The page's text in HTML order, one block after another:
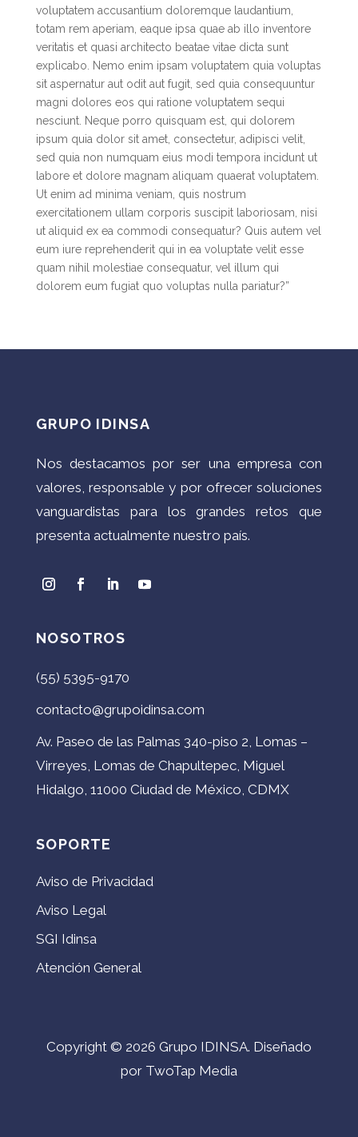
voluptatem accusantium doloremque laudantium,
totam rem aperiam, eaque ipsa quae ab illo inventore
veritatis et quasi architecto beatae vitae dicta sunt
explicabo. Nemo enim ipsam voluptatem quia voluptas
sit aspernatur aut odit aut fugit, sed quia consequuntur
magni dolores eos qui ratione voluptatem sequi
nesciunt. Neque porro quisquam est, qui dolorem
ipsum quia dolor sit amet, consectetur, adipisci velit,
sed quia non numquam eius modi tempora incidunt ut
labore et dolore magnam aliquam quaerat voluptatem.
Ut enim ad minima veniam, quis nostrum
exercitationem ullam corporis suscipit laboriosam, nisi
ut aliquid ex ea commodi consequatur? Quis autem vel
eum iure reprehenderit qui in ea voluptate velit esse
quam nihil molestiae consequatur, vel illum qui
dolorem eum fugiat quo voluptas nulla pariatur?”
GRUPO IDINSA
Nos destacamos por ser una empresa con
valores, responsable y por ofrecer soluciones
vanguardistas para los grandes retos que
presenta actualmente nuestro país.
NOSOTROS
(55) 5395-9170
contacto@grupoidinsa.com
Av. Paseo de las Palmas 340-piso 2, Lomas –
Virreyes, Lomas de Chapultepec, Miguel
Hidalgo, 11000 Ciudad de México, CDMX
SOPORTE
Aviso de Privacidad
Aviso Legal
SGI Idinsa
Atención General
Copyright © 2026 Grupo IDINSA. Diseñado
por TwoTap Media